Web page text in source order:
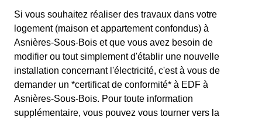
Si vous souhaitez réaliser des travaux dans votre
logement (maison et appartement confondus) à
Asnières-Sous-Bois et que vous avez besoin de
modifier ou tout simplement d'établir une nouvelle
installation concernant l'électricité, c'est à vous de
demander un *certificat de conformité* à EDF à
Asnières-Sous-Bois. Pour toute information
supplémentaire, vous pouvez vous tourner vers la